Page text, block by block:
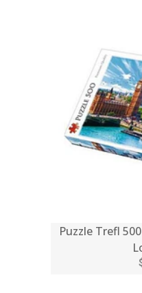
Puzzle Trefl